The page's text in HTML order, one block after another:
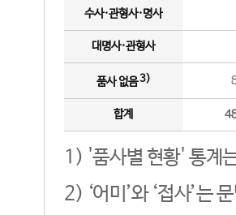
수사·관형사·명사
대명사·관형사
품사 없음3)
합계
1) '품사별 현황' 통계
2) ‘어미’와 ‘접사’는